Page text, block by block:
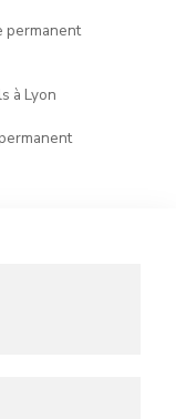
permanent
à Lyon